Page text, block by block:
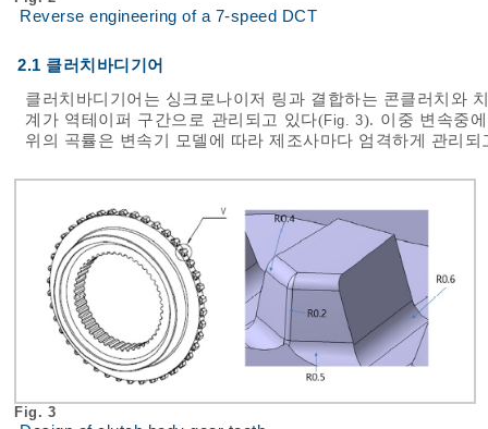
Reverse engineering of a 7-speed DCT
2.1 클러치바디기어
클러치바디기어는 싱크로나이저 링과 결합하는 콘클러치와
계가 역테이퍼 구간으로 관리되고 있다(Fig. 3). 이중 변속중
위의 곡률은 변속기 모델에 따라 제조사마다 엄격하게 관리되
Fig. 3